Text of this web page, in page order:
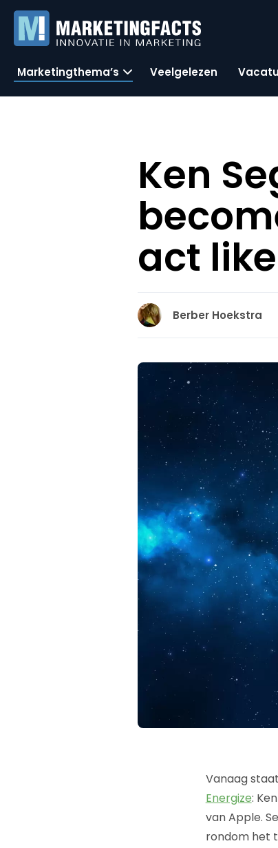
Marketingthema’s Veelgelezen
Ken
act
Berber Hoekstra
Vanaag
Energize:
van Apple.
rondom het